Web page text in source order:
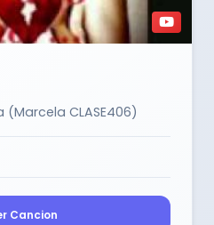
(Marcela CLASE406)
Cancion